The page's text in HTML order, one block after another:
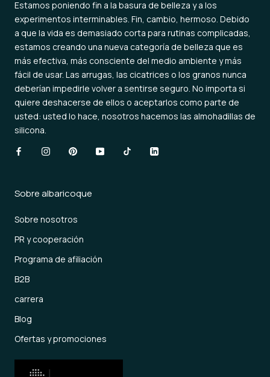
Estamos poniendo fin a la basura de belleza y a los
experimentos interminables. Fin, cambio, hermoso. Debido
a que la vida es demasiado corta para rutinas complicadas,
estamos creando una nueva categoría de belleza que es
más efectiva, más consciente del medio ambiente y más
fácil de usar. Las arrugas, las cicatrices o los granos nunca
deberían impedirle volver a sentirse seguro. No importa si
quiere deshacerse de ellos o aceptarlos como parte de
usted: usted lo hace, nosotros hacemos las almohadillas de
silicona.
Sobre albaricoque
Sobre nosotros
PR y cooperación
Programa de afiliación
B2B
carrera
Blog
Ofertas y promociones